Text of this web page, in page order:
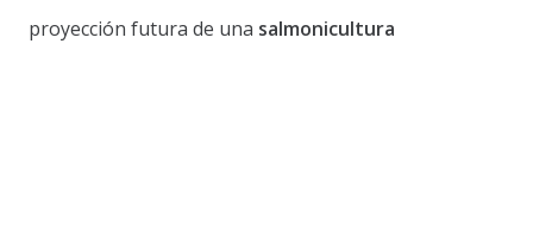
proyección futura de una salmonicultura